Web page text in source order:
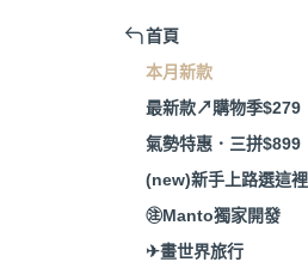
首頁
本月新款
最新款↗購物季$279
氣勢特惠．三拼$899
(new)新手上路選這裡
㊟Manto獨家開發
✈畫世界旅行